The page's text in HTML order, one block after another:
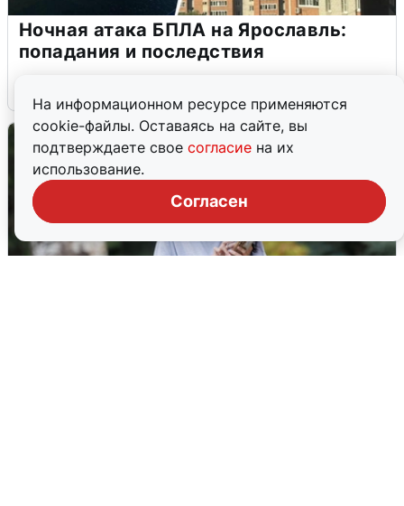
На информационном ресурсе применяются
cookie-файлы. Оставаясь на сайте, вы
подтверждаете свое согласие на их
использование.
Согласен
Ночная атака БПЛА на Ярославль:
попадания и последствия